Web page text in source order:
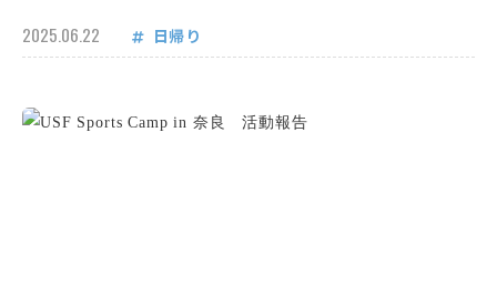
2025.06.22 日帰り